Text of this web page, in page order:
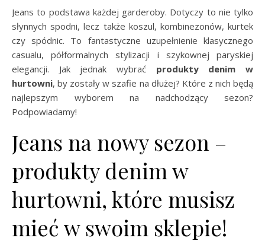
Jeans to podstawa każdej garderoby. Dotyczy to nie tylko
słynnych spodni, lecz także koszul, kombinezonów, kurtek
czy spódnic. To fantastyczne uzupełnienie klasycznego
casualu, półformalnych stylizacji i szykownej paryskiej
elegancji. Jak jednak wybrać produkty denim w
hurtowni, by zostały w szafie na dłużej? Które z nich będą
najlepszym wyborem na nadchodzący sezon?
Podpowiadamy!
Jeans na nowy sezon –
produkty denim w
hurtowni, które musisz
mieć w swoim sklepie!